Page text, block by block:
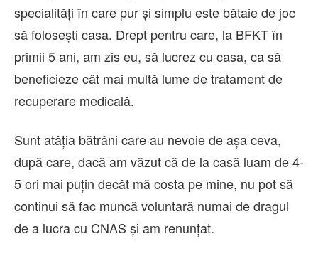
specialități în care pur și simplu este bătaie de joc
să folosești casa. Drept pentru care, la BFKT în
primii 5 ani, am zis eu, să lucrez cu casa, ca să
beneficieze cât mai multă lume de tratament de
recuperare medicală.
Sunt atâția bătrâni care au nevoie de așa ceva,
după care, dacă am văzut că de la casă luam de 4-
5 ori mai puțin decât mă costa pe mine, nu pot să
continui să fac muncă voluntară numai de dragul
de a lucra cu CNAS și am renunțat.